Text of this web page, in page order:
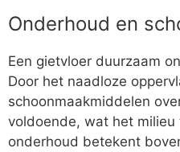
Onderhoud en
Een gietvloer duurzaam
Door het naadloze
schoonmaakmiddelen
voldoende, wat het
onderhoud betekent